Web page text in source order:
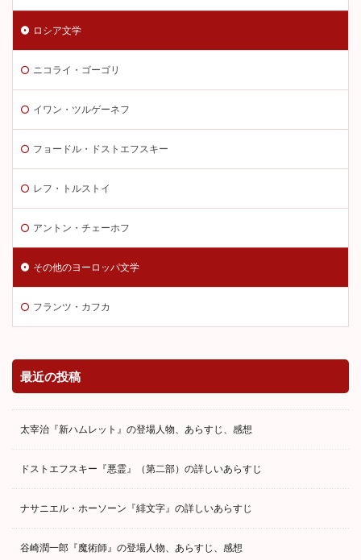
ロシア文学
ニコライ・ゴーゴリ
イワン・ツルゲーネフ
フョードル・ドストエフスキー
レフ・トルストイ
アントン・チェーホフ
その他のヨーロッパ文学
フランツ・カフカ
最近の投稿
太宰治『新ハムレット』の登場人物、あらすじ、感想
ドストエフスキー『悪霊』（第二部）の詳しいあらすじ
ナサニエル・ホーソーン『緋文字』の詳しいあらすじ
谷崎潤一郎『魔術師』の登場人物、あらすじ、感想